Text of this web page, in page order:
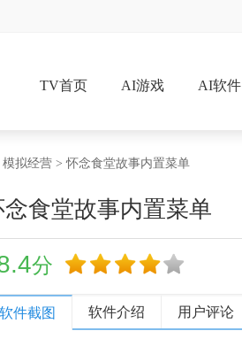
TV首页 AI游戏 AI软件
模拟经营 > 怀念食堂故事内置菜单
念食堂故事内置菜单
分
软件截图 软件介绍 用户评论